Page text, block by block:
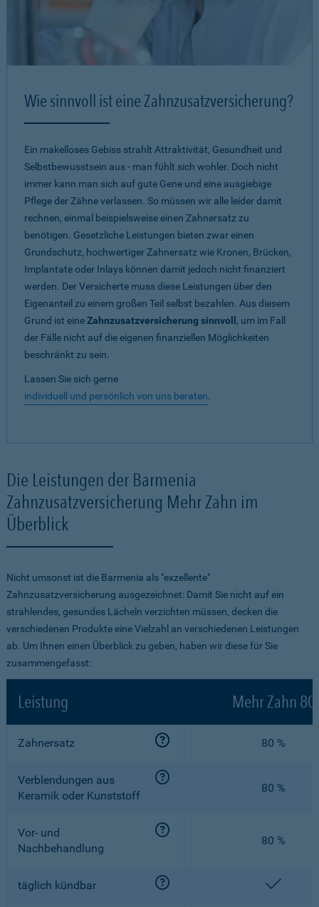
Wie sinnvoll ist eine Zahnzusatzversicherung?
Ein makelloses Gebiss strahlt Attraktivität, Gesundheit und
Selbstbewusstsein aus - man fühlt sich wohler. Doch nicht
immer kann man sich auf gute Gene und eine ausgiebige
Pflege der Zähne verlassen. So müssen wir alle leider damit
rechnen, einmal beispielsweise einen Zahnersatz zu
benötigen. Gesetzliche Leistungen bieten zwar einen
Grundschutz, hochwertiger Zahnersatz wie Kronen, Brücken,
Implantate oder Inlays können damit jedoch nicht finanziert
werden. Der Versicherte muss diese Leistungen über den
Eigenanteil zu einem großen Teil selbst bezahlen. Aus diesem
Grund ist eineZahnzusatzversicherung sinnvoll , um im Fall
der Fälle nicht auf die eigenen finanziellen Möglichkeiten
beschränkt zu sein.
Lassen Sie sich gerne
individuell und persönlich von uns beraten.
Die Leistungen der Barmenia
Zahnzusatzversicherung Mehr Zahn im
Überblick
Nicht umsonst ist die Barmenia als "exzellente"
Zahnzusatzversicherung ausgezeichnet: Damit Sie nicht auf ein
strahlendes, gesundes Lächeln verzichten müssen, decken die
verschiedenen Produkte eine Vielzahl an verschiedenen Leistungen
ab. Um Ihnen einen Überblick zu geben, haben wir diese für Sie
zusammengefasst:
Leistung Mehr Zahn 80
Zahnersatz 80 %
Verblendungen aus
Keramik oder Kunststoff
80 %
Vor- und
Nachbehandlung
80 %
täglich kündbar